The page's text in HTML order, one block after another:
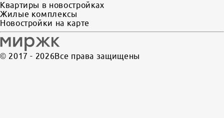
Квартиры в новостройках
Жилые комплексы
Новостройки на карте
© 2017 - 2026Все права защищены